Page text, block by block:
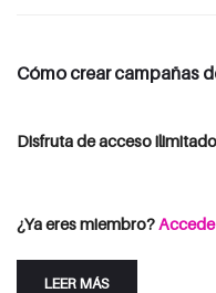
Cómo crear campañas
Disfruta de acceso
¿Ya eres miembro?
LEER MÁS